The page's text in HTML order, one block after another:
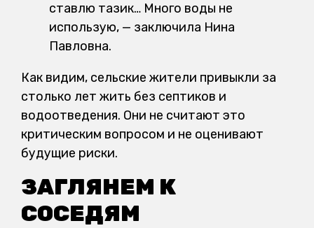
ставлю тазик… Много воды не
использую, — заключила Нина
Павловна.
Как видим, сельские жители привыкли за
столько лет жить без септиков и
водоотведения. Они не считают это
критическим вопросом и не оценивают
будущие риски.
ЗАГЛЯНЕМ К
СОСЕДЯМ